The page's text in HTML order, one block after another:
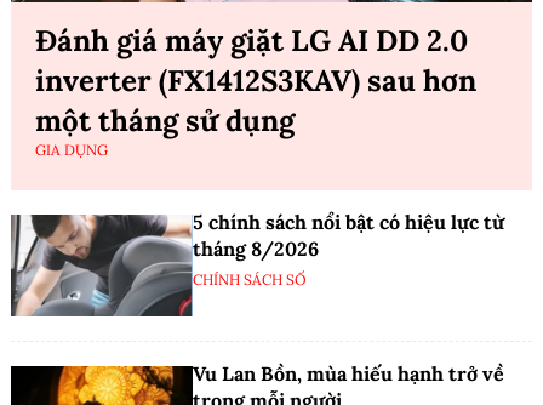
Đánh giá máy giặt LG AI DD 2.0
inverter (FX1412S3KAV) sau hơn
một tháng sử dụng
GIA DỤNG
5 chính sách nổi bật có hiệu lực từ
tháng 8/2026
CHÍNH SÁCH SỐ
Vu Lan Bồn, mùa hiếu hạnh trở về